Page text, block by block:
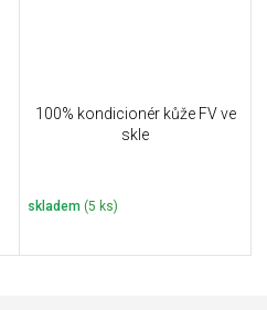
100% kondicionér kůže FV ve
skle
skladem (5 ks)